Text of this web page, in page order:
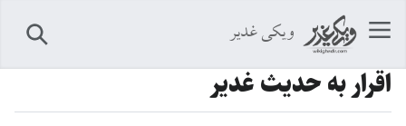
ویکی غدیر
اقرار به حدیث غدیر